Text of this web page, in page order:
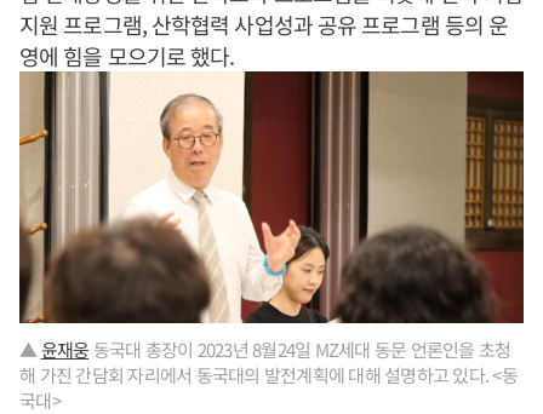
지원 프로그램, 산학협력 사업성과 공유 프로그램 등의 운
영에 힘을 모으기로 했다.
▲윤재웅 동국대 총장이 2023년 8월24일 MZ세대 동문 언론인을 초청
해 가진 간담회 자리에서 동국대의 발전계획에 대해 설명하고 있다. <동
국대>